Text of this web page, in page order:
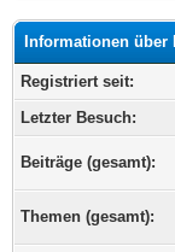
Informationen über
Registriert seit:
Letzter Besuch:
Beiträge (gesamt):
Themen (gesamt):